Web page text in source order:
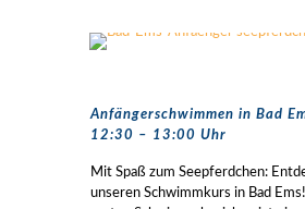
Anfängerschwimmen in Bad
12:30 – 13:00 Uhr
Mit Spaß zum Seepferdchen:
unseren Schwimmkurs in Bad